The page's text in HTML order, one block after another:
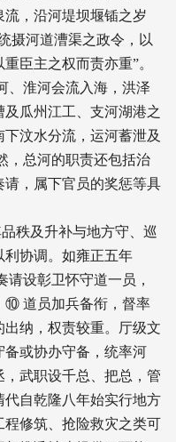
，沿河堤坝堰锸之岁
摄河道漕渠之政令，以
臣主之权而责亦重”。
、淮河会流入海，洪泽
瓜州江工、支河湖港之
汶水分流，运河蓄泄及
，总河的职责还包括治
，属下官员的奖惩等具
秩及升补与地方守、巡
利协调。如雍正五年
请设彰卫怀守道一员，
⑩ 道员加兵备衔，督率
纳，权责较重。厅级文
或协办守备，统率河
武职设千总、把总，管
自乾隆八年始实行地方
修筑、抢险救灾之类可